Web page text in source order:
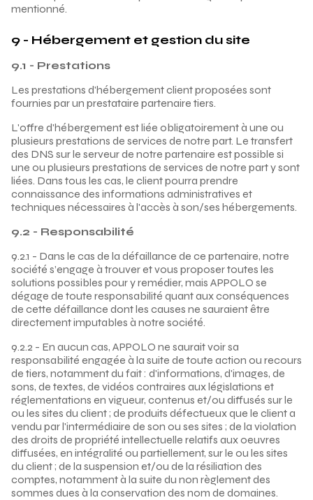
mentionné.
9 - Hébergement et gestion du site
9.1 - Prestations
Les prestations d'hébergement client proposées sont
fournies par un prestataire partenaire tiers.
L'offre d'hébergement est liée obligatoirement à une ou
plusieurs prestations de services de notre part. Le transfert
des DNS sur le serveur de notre partenaire est possible si
une ou plusieurs prestations de services de notre part y sont
liées. Dans tous les cas, le client pourra prendre
connaissance des informations administratives et
techniques nécessaires à l'accès à son/ses hébergements.
9.2 - Responsabilité
9.2.1 - Dans le cas de la défaillance de ce partenaire, notre
société s’engage à trouver et vous proposer toutes les
solutions possibles pour y remédier, mais APPOLO se
dégage de toute responsabilité quant aux conséquences
de cette défaillance dont les causes ne sauraient être
directement imputables à notre société.
9.2.2 - En aucun cas, APPOLO ne saurait voir sa
responsabilité engagée à la suite de toute action ou recours
de tiers, notamment du fait : d'informations, d'images, de
sons, de textes, de vidéos contraires aux législations et
réglementations en vigueur, contenus et/ou diffusés sur le
ou les sites du client ; de produits défectueux que le client a
vendu par l'intermédiaire de son ou ses sites ; de la violation
des droits de propriété intellectuelle relatifs aux oeuvres
diffusées, en intégralité ou partiellement, sur le ou les sites
du client ; de la suspension et/ou de la résiliation des
comptes, notamment à la suite du non règlement des
sommes dues à la conservation des nom de domaines.